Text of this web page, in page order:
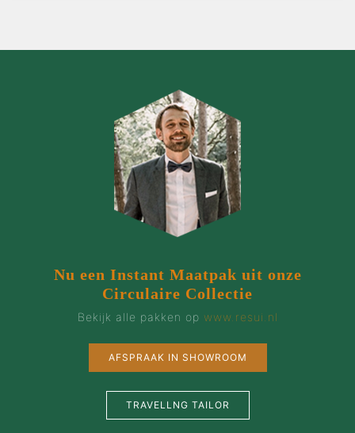
Nu een Instant Maatpak uit onze
Circulaire Collectie
Bekijk alle pakken op www.resui.nl
AFSPRAAK IN SHOWROOM
TRAVELLNG TAILOR